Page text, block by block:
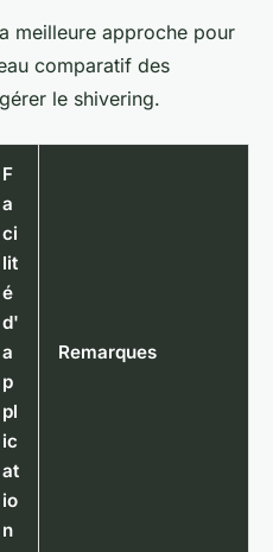
meilleure approche pour
comparatif des
le shivering.
F
a
ci
lit
é
d'
a
p
pl
ic
at
io
n
Remarques